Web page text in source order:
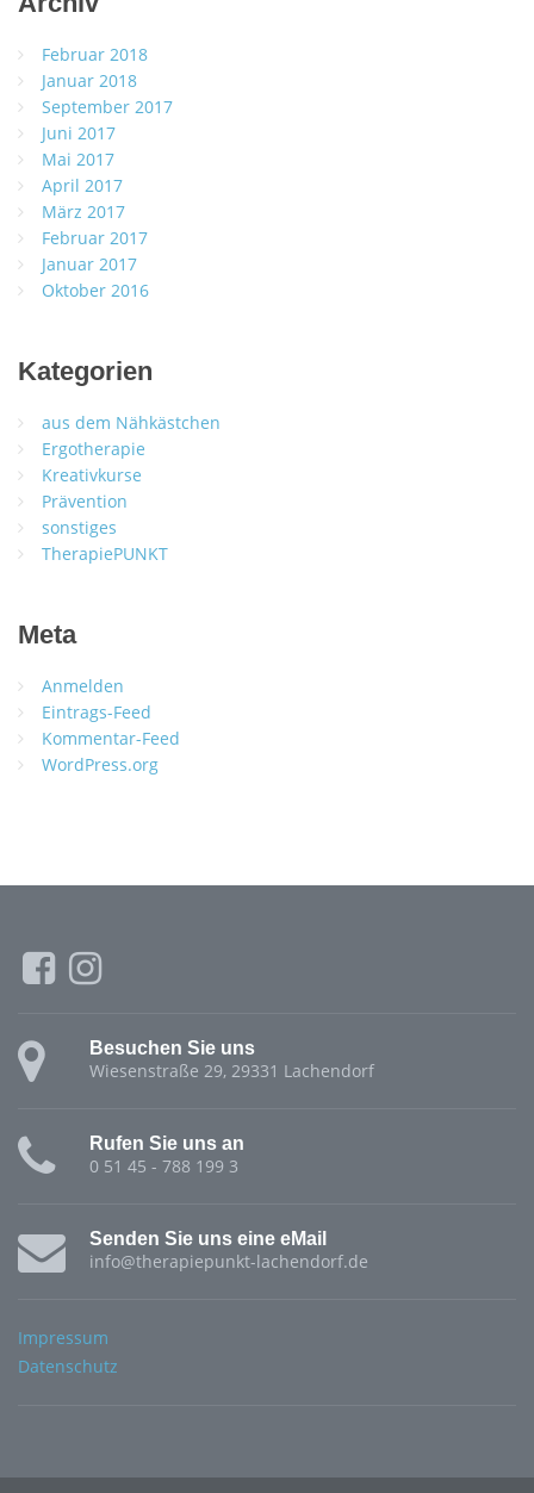
Februar 2018
Januar 2018
September 2017
Juni 2017
Mai 2017
April 2017
März 2017
Februar 2017
Januar 2017
Oktober 2016
Kategorien
aus dem Nähkästchen
Ergotherapie
Kreativkurse
Prävention
sonstiges
TherapiePUNKT
Meta
Anmelden
Eintrags-Feed
Kommentar-Feed
WordPress.org
Besuchen Sie uns
Wiesenstraße 29, 29331 Lachendorf
Rufen Sie uns an
0 51 45 - 788 199 3
Senden Sie uns eine eMail
info@therapiepunkt-lachendorf.de
Impressum
Datenschutz